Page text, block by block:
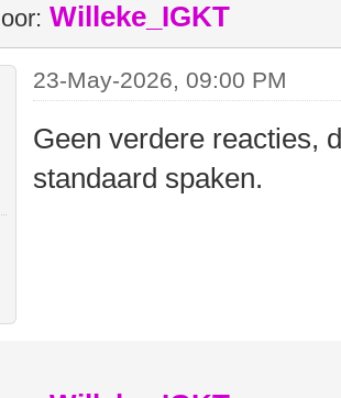
Willeke_IGKT
23-May-2026, 09:00 PM
Geen verdere reacties,
standaard spaken.